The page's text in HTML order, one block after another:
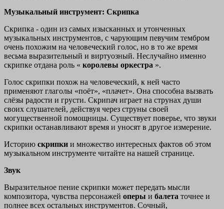
Музыкальный инструмент: Скрипка
Скрипка - один из самых изысканных и утонченных
музыкальных инструментов, с чарующим певучим тембром
очень похожим на человеческий голос, но в то же время
весьма выразительный и виртуозный. Неслучайно именно
скрипке отдана роль « королевы оркестра ».
Голос скрипки похож на человеческий, к ней часто
применяют глаголы «поёт», «плачет». Она способна вызвать
слёзы радости и грусти. Скрипач играет на струнах души
своих слушателей, действуя через струны своей
могущественной помощницы. Существует поверье, что звуки
скрипки останавливают время и уносят в другое измерение.
Историю скрипки и множество интересных фактов об этом
музыкальном инструменте читайте на нашей странице.
Звук
Выразительное пение скрипки может передать мысли
композитора, чувства персонажей оперы и балета точнее и
полнее всех остальных инструментов. Сочный,